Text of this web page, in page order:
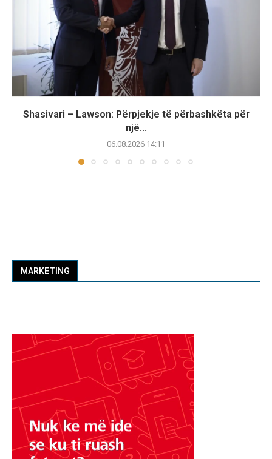
Shasivari – Lawson: Përpjekje të përbashkëta për
një...
06.08.2026 14:11
MARKETING